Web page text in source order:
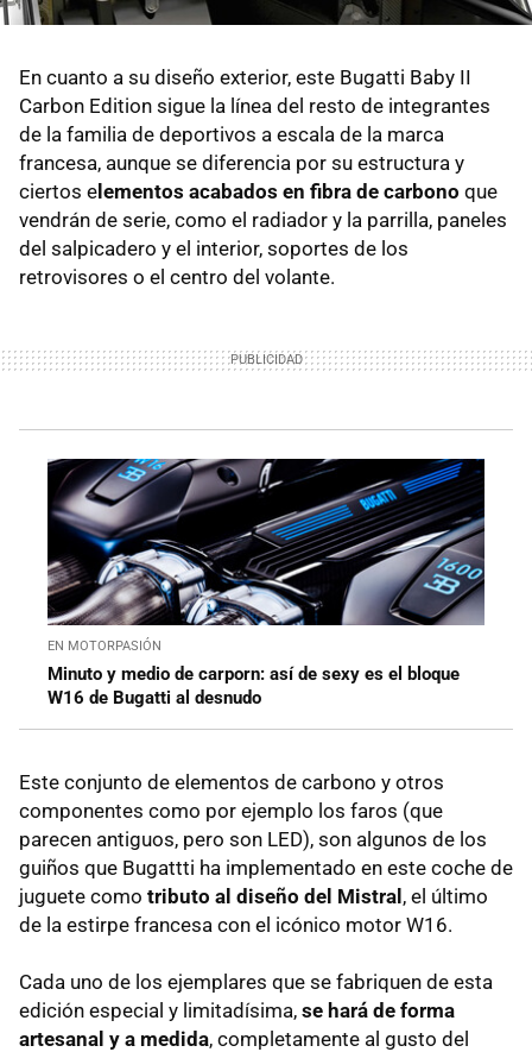
En cuanto a su diseño exterior, este Bugatti Baby II
Carbon Edition sigue la línea del resto de integrantes
de la familia de deportivos a escala de la marca
francesa, aunque se diferencia por su estructura y
ciertos elementos acabados en fibra de carbono que
vendrán de serie, como el radiador y la parrilla, paneles
del salpicadero y el interior, soportes de los
retrovisores o el centro del volante.
EN MOTORPASIÓN
Minuto y medio de carporn: así de sexy es el bloque
W16 de Bugatti al desnudo
Este conjunto de elementos de carbono y otros
componentes como por ejemplo los faros (que
parecen antiguos, pero son LED), son algunos de los
guiños que Bugattti ha implementado en este coche de
juguete como tributo al diseño del Mistral, el último
de la estirpe francesa con el icónico motor W16.
Cada uno de los ejemplares que se fabriquen de esta
edición especial y limitadísima, se hará de forma
artesanal y a medida, completamente al gusto del